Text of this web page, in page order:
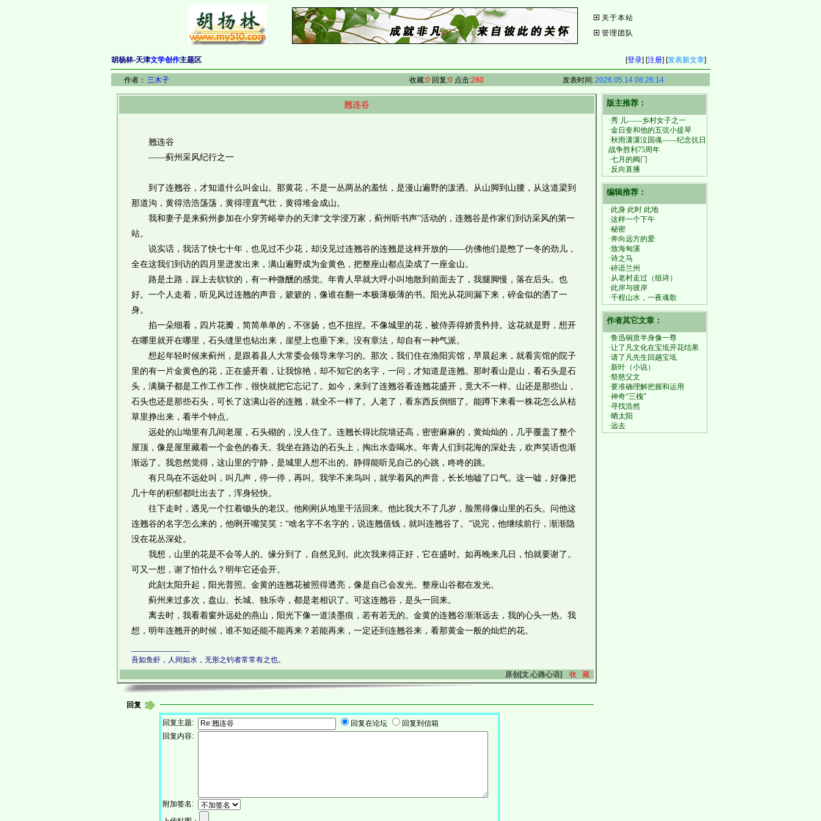
关于本站
管理团队
胡杨林-天津文学创作主题区 [登录] [注册] [发表新文章]
作者： 三木子 收藏:0回复:0点击:280 发表时间:2026.05.14 08:26:14
翘连谷
翘连谷
——蓟州采风纪行之一
到了连翘谷，才知道什么叫金山。那黄花，不是一丛两丛的羞怯，是漫山遍野的泼洒。从山脚到山腰，从这道梁到
那道沟，黄得浩浩荡荡，黄得理直气壮，黄得堆金成山。
我和妻子是来蓟州参加在小穿芳峪举办的天津“文学浸万家，蓟州听书声”活动的，连翘谷是作家们到访采风的第一
站。
说实话，我活了快七十年，也见过不少花，却没见过连翘谷的连翘是这样开放的——仿佛他们是憋了一冬的劲儿，
全在这我们到访的四月里迸发出来，满山遍野成为金黄色，把整座山都点染成了一座金山。
路是土路，踩上去软软的，有一种微醺的感觉。年青人早就大呼小叫地散到前面去了，我腿脚慢，落在后头。也
好。一个人走着，听见风过连翘的声音，簌簌的，像谁在翻一本极薄极薄的书。阳光从花间漏下来，碎金似的洒了一
身。
掐一朵细看，四片花瓣，简简单单的，不张扬，也不扭捏。不像城里的花，被侍弄得娇贵矜持。这花就是野，想开
在哪里就开在哪里，石头缝里也钻出来，崖壁上也垂下来。没有章法，却自有一种气派。
想起年轻时候来蓟州，是跟着县人大常委会领导来学习的。那次，我们住在渔阳宾馆，早晨起来，就看宾馆的院子
里的有一片金黄色的花，正在盛开着，让我惊艳，却不知它的名字，一问，才知道是连翘。那时看山是山，看石头是石
头，满脑子都是工作工作工作，很快就把它忘记了。如今，来到了连翘谷看连翘花盛开，竟大不一样。山还是那些山，
石头也还是那些石头，可长了这满山谷的连翘，就全不一样了。人老了，看东西反倒细了。能蹲下来看一株花怎么从枯
草里挣出来，看半个钟点。
远处的山坳里有几间老屋，石头砌的，没人住了。连翘长得比院墙还高，密密麻麻的，黄灿灿的，几乎覆盖了整个
屋顶，像是屋里藏着一个金色的春天。我坐在路边的石头上，掏出水壶喝水。年青人们到花海的深处去，欢声笑语也渐
渐远了。我忽然觉得，这山里的宁静，是城里人想不出的。静得能听见自己的心跳，咚咚的跳。
有只鸟在不远处叫，叫几声，停一停，再叫。我学不来鸟叫，就学着风的声音，长长地嘘了口气。这一嘘，好像把
几十年的积郁都吐出去了，浑身轻快。
往下走时，遇见一个扛着锄头的老汉。他刚刚从地里干活回来。他比我大不了几岁，脸黑得像山里的石头。问他这
连翘谷的名字怎么来的，他咧开嘴笑笑：“啥名字不名字的，说连翘值钱，就叫连翘谷了。”说完，他继续前行，渐渐隐
没在花丛深处。
我想，山里的花是不会等人的。缘分到了，自然见到。此次我来得正好，它在盛时。如再晚来几日，怕就要谢了。
可又一想，谢了怕什么？明年它还会开。
此刻太阳升起，阳光普照。金黄的连翘花被照得透亮，像是自己会发光。整座山谷都在发光。
蓟州来过多次，盘山、长城、独乐寺，都是老相识了。可这连翘谷，是头一回来。
离去时，我看着窗外远处的燕山，阳光下像一道淡墨痕，若有若无的。金黄的连翘谷渐渐远去，我的心头一热。我
想，明年连翘开的时候，谁不知还能不能再来？若能再来，一定还到连翘谷来，看那黄金一般的灿烂的花。
------------------------
吾如鱼虾，人间如水，无形之钓者常常有之也。
原创[文.心路心语] 收 藏
回复
回复主题: 回复在论坛
回复到信箱
回复内容:
附加签名:
版主推荐：
·秀 儿——乡村女子之一
·金日奎和他的五弦小提琴
·秋雨潇潇泣国魂——纪念抗日
战争胜利75周年
·七月的阀门
·反向直播
编辑推荐：
·此身 此时 此地
·这样一个下午
·秘密
·奔向远方的爱
·致海甸溪
·诗之马
·碎语兰州
·从老村走过（组诗）
·此岸与彼岸
·千程山水，一夜魂歌
作者其它文章：
·鲁迅铜质半身像一尊
·让了凡文化在宝坻开花结果
·请了凡先生回趟宝坻
·新叶（小说）
·祭慈父文
·要准确理解把握和运用
·神奇“三槐”
·寻找浩然
·晒太阳
·远去